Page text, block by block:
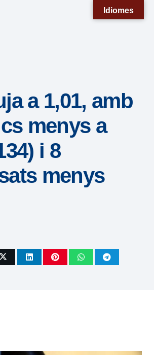
a 1,01, amb
menys a
i 8
menys
Idiomes